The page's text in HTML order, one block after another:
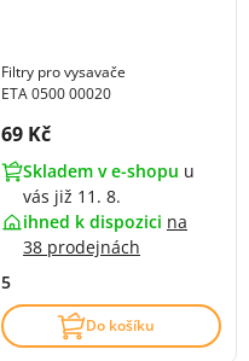
Filtry pro vysavače
ETA 0500 00020
Cena s DPH:
69 Kč
Skladem v e-shopu u
vás již 11. 8.
ihned k dispozici na
38 prodejnách
5
Do košíku